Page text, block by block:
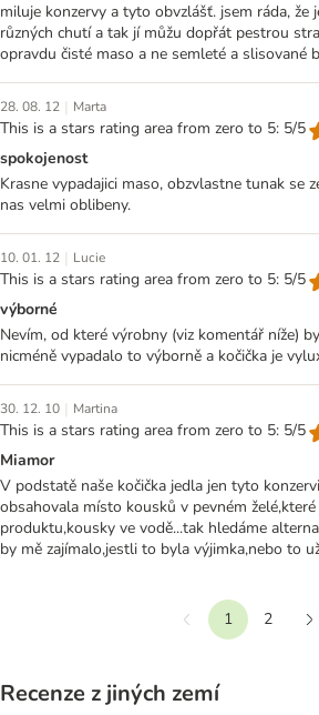
miluje konzervy a tyto obvzlášť. jsem ráda, že
různých chutí a tak jí můžu dopřát pestrou
opravdu čisté maso a ne semleté a slisované
28. 08. 12 | Marta
This is a stars rating area from zero to 5: 5/5
spokojenost
Krasne vypadajici maso, obzvlastne tunak se
nas velmi oblibeny.
10. 01. 12 | Lucie
This is a stars rating area from zero to 5: 5/5
výborné
Nevím, od které výrobny (viz komentář níže)
nicméně vypadalo to výborně a kočička je
30. 12. 10 | Martina
This is a stars rating area from zero to 5: 5/5
Miamor
V podstatě naše kočička jedla jen tyto
obsahovala místo kousků v pevném
produktu,kousky ve vodě...tak hledáme
by mě zajímalo,jestli to byla výjimka,nebo to
Předchozí
1
2
Recenze z jiných zemí